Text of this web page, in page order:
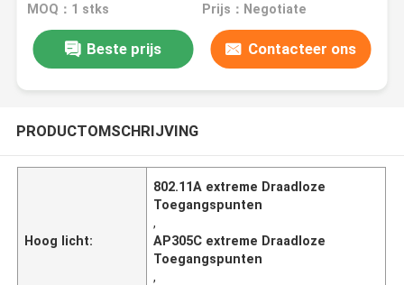
MOQ：1 stks Prijs：Negotiate
Beste prijs Contacteer ons
PRODUCTOMSCHRIJVING
Hoog licht:
802.11A extreme Draadloze
Toegangspunten
,
AP305C extreme Draadloze
Toegangspunten
,